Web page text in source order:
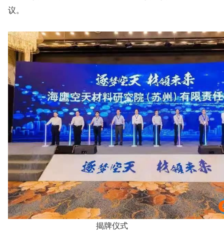
议。
揭牌仪式